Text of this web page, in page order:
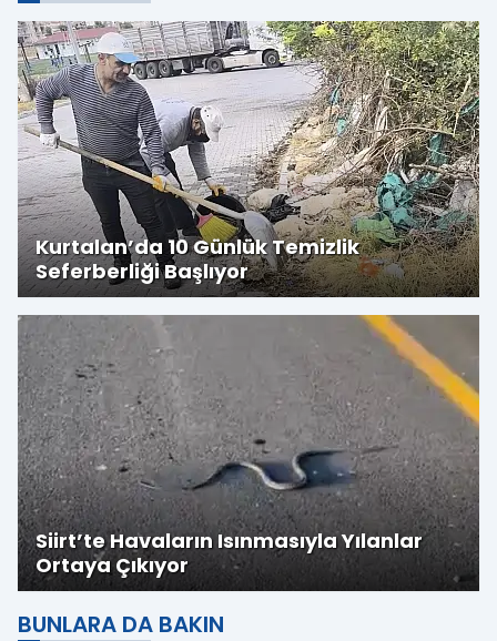
Kurtalan’da 10 Günlük Temizlik
Seferberliği Başlıyor
Siirt’te Havaların Isınmasıyla Yılanlar
Ortaya Çıkıyor
BUNLARA DA BAKIN